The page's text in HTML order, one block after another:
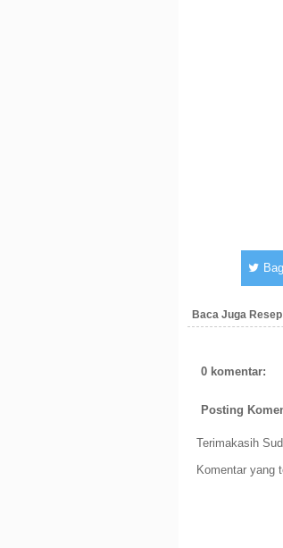
Baca Juga
0 komentar:
Posting
Terimakasih
Komentar yang